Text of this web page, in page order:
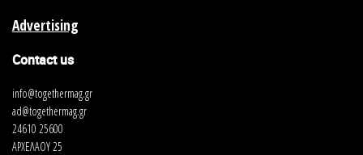
Advertising
Contact us
info@togethermag.gr
ad@togethermag.gr
24610 25600
ΑΡΧΕΛΑΟΥ 25